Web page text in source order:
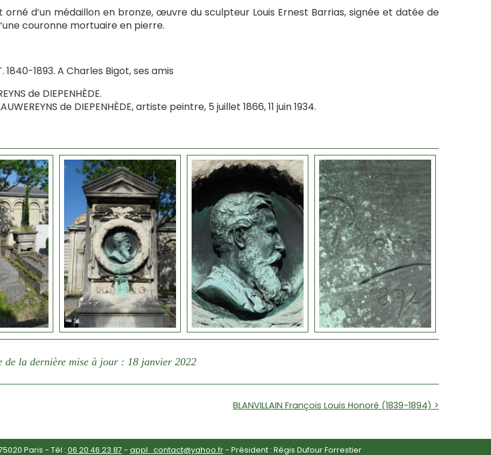
orné d’un médaillon en bronze, œuvre du sculpteur Louis Ernest Barrias, signée et datée de
couronne mortuaire en pierre.
1840-1893. A Charles Bigot, ses amis
de DIEPENHÈDE.
de DIEPENHÈDE, artiste peintre, 5 juillet 1866, 11 juin 1934.
de la dernière mise à jour : 18 janvier 2022
BLANVILLAIN François Louis Honoré (1839-1894) >
Paris - Tél : 06 20 46 23 87 - appl_contact@yahoo.fr- Président : Régis Dufour Forrestier